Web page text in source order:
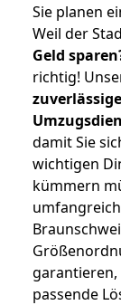
Sie planen
Weil der
Geld
richtig!
zuverlässige
damit Sie
wichtigen
kümmern
garantieren,
passende